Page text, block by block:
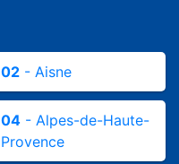
02 - Aisne
04 - Alpes-de-Haute-
Provence